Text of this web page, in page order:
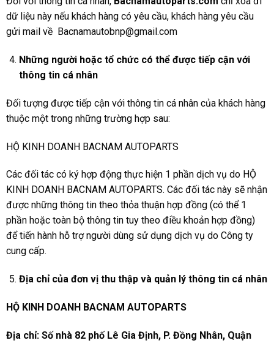
dữ liệu này nếu khách hàng có yêu cầu, khách hàng yêu cầu
gửi mail về Bacnamautobnp@gmail.com
Những người hoặc tổ chức có thể được tiếp cận với
thông tin cá nhân
Đối tượng được tiếp cận với thông tin cá nhân của khách hàng
thuộc một trong những trường hợp sau:
HỘ KINH DOANH BACNAM AUTOPARTS
Các đối tác có ký hợp động thực hiện 1 phần dịch vụ do HỘ
KINH DOANH BACNAM AUTOPARTS. Các đối tác này sẽ nhận
được những thông tin theo thỏa thuận hợp đồng (có thể 1
phần hoặc toàn bộ thông tin tuy theo điều khoản hợp đồng)
để tiến hành hỗ trợ người dùng sử dụng dịch vụ do Công ty
cung cấp.
Địa chỉ của đơn vị thu thập và quản lý thông tin cá nhân
HỘ KINH DOANH BACNAM AUTOPARTS
Địa chỉ: Số nhà 82 phố Lê Gia Định, P. Đồng Nhân, Quận